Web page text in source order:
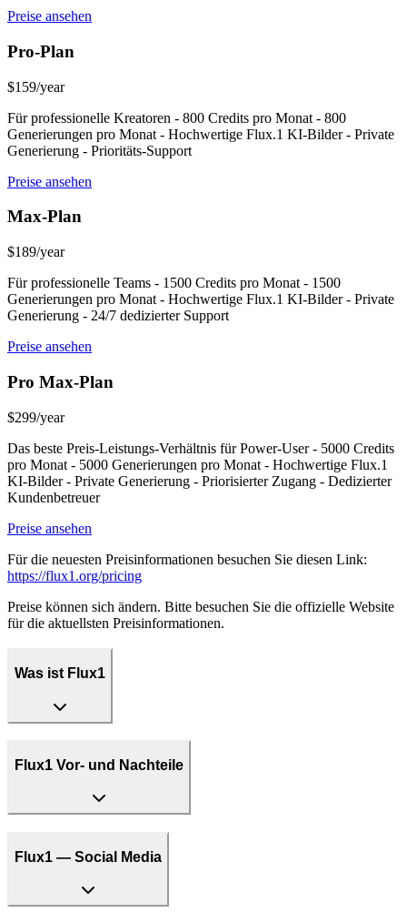
Preise ansehen
Pro-Plan
$159/year
Für professionelle Kreatoren - 800 Credits pro Monat - 800
Generierungen pro Monat - Hochwertige Flux.1 KI-Bilder - Private
Generierung - Prioritäts-Support
Preise ansehen
Max-Plan
$189/year
Für professionelle Teams - 1500 Credits pro Monat - 1500
Generierungen pro Monat - Hochwertige Flux.1 KI-Bilder - Private
Generierung - 24/7 dedizierter Support
Preise ansehen
Pro Max-Plan
$299/year
Das beste Preis-Leistungs-Verhältnis für Power-User - 5000 Credits
pro Monat - 5000 Generierungen pro Monat - Hochwertige Flux.1
KI-Bilder - Private Generierung - Priorisierter Zugang - Dedizierter
Kundenbetreuer
Preise ansehen
Für die neuesten Preisinformationen besuchen Sie diesen Link:
https://flux1.org/pricing
Preise können sich ändern. Bitte besuchen Sie die offizielle Website
für die aktuellsten Preisinformationen.
Was ist Flux1
Flux1 Vor- und Nachteile
Flux1 — Social Media